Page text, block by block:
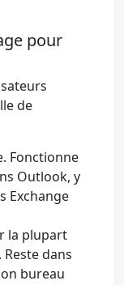
pour
de
Fonctionne
Outlook, y
Exchange
la plupart
dans
bureau